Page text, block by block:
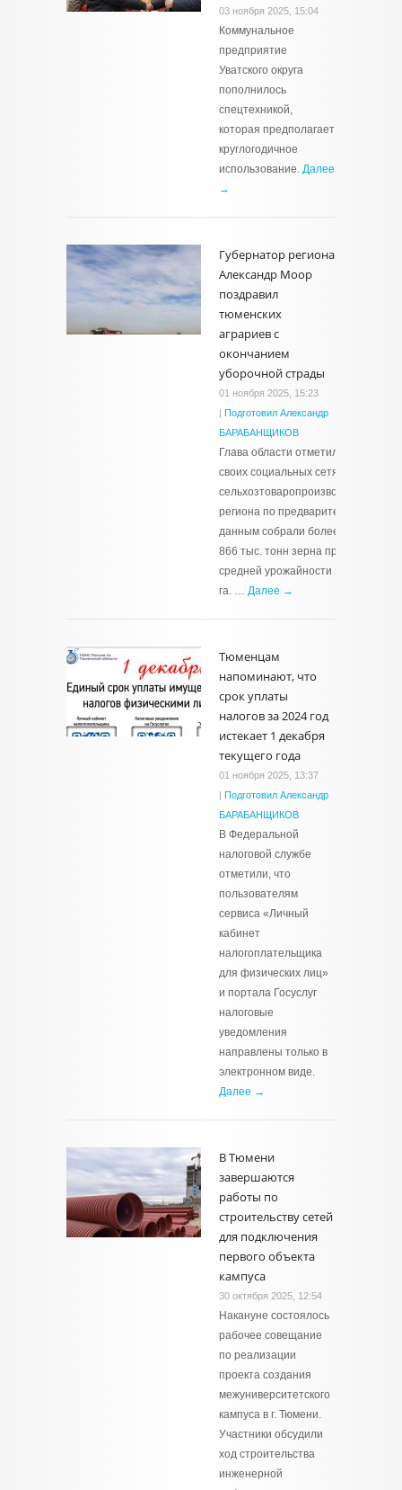
03 ноября 2025, 15:04
Коммунальное
предприятие
Уватского округа
пополнилось
спецтехникой,
которая предполагает
круглогодичное
использование. Далее
→
Губернатор региона
Александр Моор
поздравил
тюменских
аграриев с
окончанием
уборочной страды
01 ноября 2025, 15:23
| Подготовил Александр
БАРАБАНЩИКОВ
Глава области отметил в
своих социальных сетях, что
сельхозтоваропроизводители
региона по предварительным
данным собрали более 1 млн
866 тыс. тонн зерна при
средней урожайности 29,6 ц/
га. … Далее →
Тюменцам
напоминают, что
срок уплаты
налогов за 2024 год
истекает 1 декабря
текущего года
01 ноября 2025, 13:37
| Подготовил Александр
БАРАБАНЩИКОВ
В Федеральной
налоговой службе
отметили, что
пользователям
сервиса «Личный
кабинет
налогоплательщика
для физических лиц»
и портала Госуслуг
налоговые
уведомления
направлены только в
электронном виде.
Далее →
В Тюмени
завершаются
работы по
строительству сетей
для подключения
первого объекта
кампуса
30 октября 2025, 12:54
Накануне состоялось
рабочее совещание
по реализации
проекта создания
межуниверситетского
кампуса в г. Тюмени.
Участники обсудили
ход строительства
инженерной